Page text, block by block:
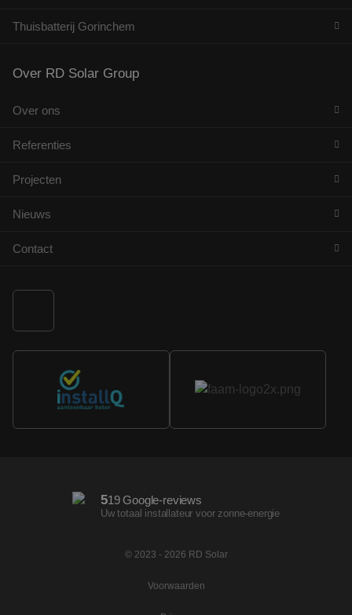
Thuisbatterij Gorinchem
Over RD Solar Group
Over ons
Referenties
Projecten
Nieuws
Contact
519 Google-reviews
Uw totaal installateur voor zonne-energie
© 2023 - 2026 RD Solar
Voorwaarden